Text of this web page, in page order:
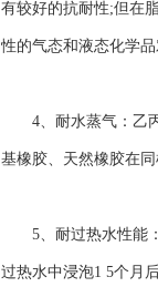
有较好的抗耐性;但在
性的气态和液态化学
4、耐水蒸气：乙丙
基橡胶、天然橡胶在
5、耐过热水性能：
过热水中浸泡1 5个月